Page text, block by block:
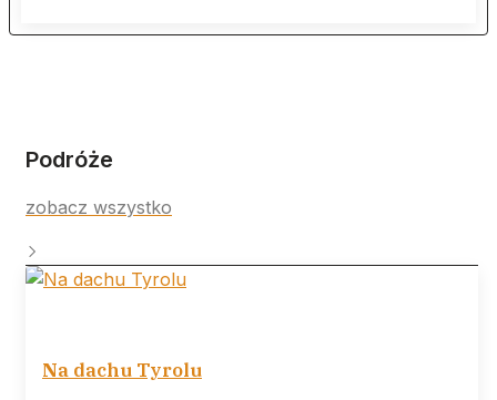
Podróże
zobacz wszystko
Na dachu Tyrolu